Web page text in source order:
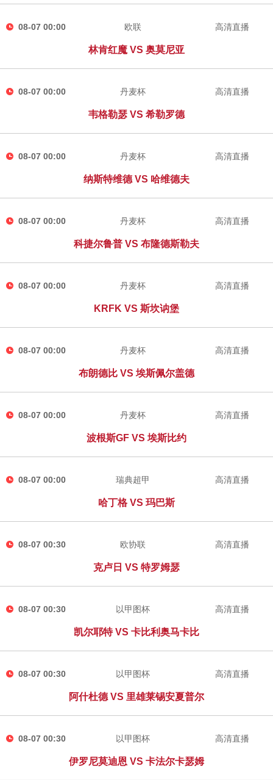
08-07 00:00 欧联
林肯红魔 VS 奥莫尼亚
高清直播
08-07 00:00 丹麦杯
韦格勒瑟 VS 希勒罗德
高清直播
08-07 00:00 丹麦杯
纳斯特维德 VS 哈维德夫
高清直播
08-07 00:00 丹麦杯
科捷尔鲁普 VS 布隆德斯勒夫
高清直播
08-07 00:00 丹麦杯
KRFK VS 斯坎讷堡
高清直播
08-07 00:00 丹麦杯
布朗德比 VS 埃斯佩尔盖德
高清直播
08-07 00:00 丹麦杯
波根斯GF VS 埃斯比约
高清直播
08-07 00:00 瑞典超甲
哈丁格 VS 玛巴斯
高清直播
08-07 00:30 欧协联
克卢日 VS 特罗姆瑟
高清直播
08-07 00:30 以甲图杯
凯尔耶特 VS 卡比利奥马卡比
高清直播
08-07 00:30 以甲图杯
阿什杜德 VS 里雄莱锡安夏普尔
高清直播
08-07 00:30 以甲图杯
伊罗尼莫迪恩 VS 卡法尔卡瑟姆
高清直播